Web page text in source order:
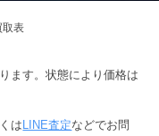
取表
ます。状態により価格は
は LINE査定などでお問